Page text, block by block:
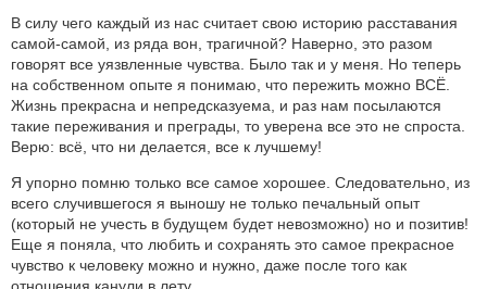
В силу чего каждый из нас считает свою историю расставания
самой-самой, из ряда вон, трагичной? Наверно, это разом
говорят все уязвленные чувства. Было так и у меня. Но теперь
на собственном опыте я понимаю, что пережить можно ВСЁ.
Жизнь прекрасна и непредсказуема, и раз нам посылаются
такие переживания и преграды, то уверена все это не спроста.
Верю: всё, что ни делается, все к лучшему!
Я упорно помню только все самое хорошее. Следовательно, из
всего случившегося я выношу не только печальный опыт
(который не учесть в будущем будет невозможно) но и позитив!
Еще я поняла, что любить и сохранять это самое прекрасное
чувство к человеку можно и нужно, даже после того как
отношения канули в лету.